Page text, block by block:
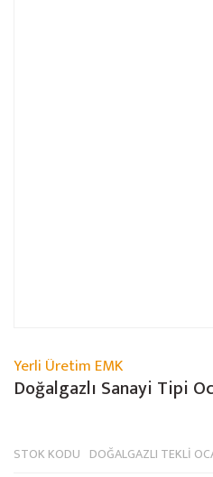
Yerli Üretim EMK
Doğalgazlı Sanayi Tipi
STOK KODU DOĞALGAZLI TEKLİ